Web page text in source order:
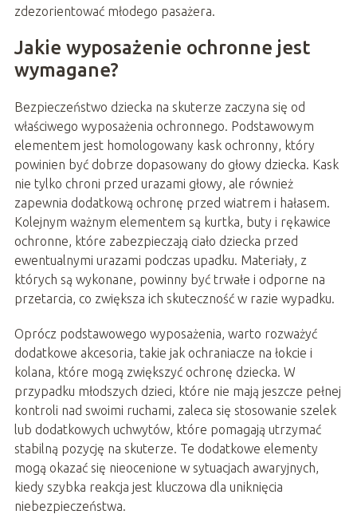
zdezorientować młodego pasażera.
Jakie wyposażenie ochronne jest
wymagane?
Bezpieczeństwo dziecka na skuterze zaczyna się od
właściwego wyposażenia ochronnego. Podstawowym
elementem jest homologowany kask ochronny, który
powinien być dobrze dopasowany do głowy dziecka. Kask
nie tylko chroni przed urazami głowy, ale również
zapewnia dodatkową ochronę przed wiatrem i hałasem.
Kolejnym ważnym elementem są kurtka, buty i rękawice
ochronne, które zabezpieczają ciało dziecka przed
ewentualnymi urazami podczas upadku. Materiały, z
których są wykonane, powinny być trwałe i odporne na
przetarcia, co zwiększa ich skuteczność w razie wypadku.
Oprócz podstawowego wyposażenia, warto rozważyć
dodatkowe akcesoria, takie jak ochraniacze na łokcie i
kolana, które mogą zwiększyć ochronę dziecka. W
przypadku młodszych dzieci, które nie mają jeszcze pełnej
kontroli nad swoimi ruchami, zaleca się stosowanie szelek
lub dodatkowych uchwytów, które pomagają utrzymać
stabilną pozycję na skuterze. Te dodatkowe elementy
mogą okazać się nieocenione w sytuacjach awaryjnych,
kiedy szybka reakcja jest kluczowa dla uniknięcia
niebezpieczeństwa.